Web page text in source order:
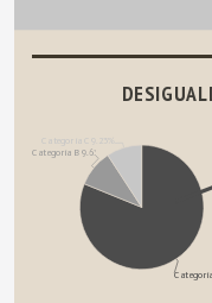
Categoría B 9.63%
Categoría C 9.23%